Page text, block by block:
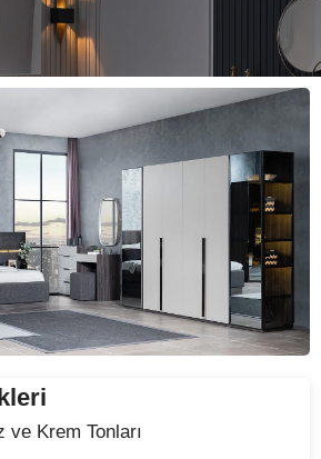
ve Krem Tonları